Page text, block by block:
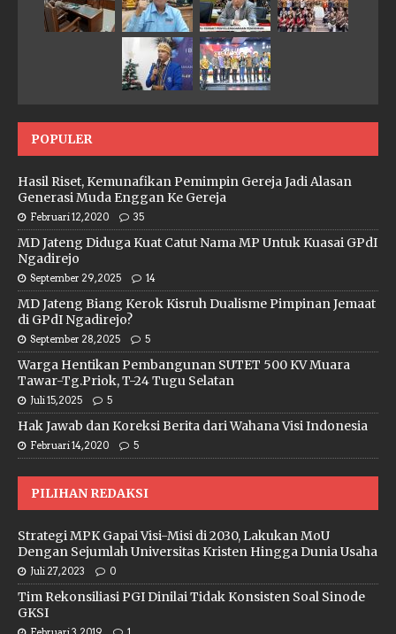
POPULER
Hasil Riset, Kemunafikan Pemimpin Gereja Jadi Alasan
Generasi Muda Enggan Ke Gereja
Februari 12, 2020 35
MD Jateng Diduga Kuat Catut Nama MP Untuk Kuasai GPdI
Ngadirejo
September 29, 2025 14
MD Jateng Biang Kerok Kisruh Dualisme Pimpinan Jemaat
di GPdI Ngadirejo?
September 28, 2025 5
Warga Hentikan Pembangunan SUTET 500 KV Muara
Tawar-Tg.Priok, T-24 Tugu Selatan
Juli 15, 2025 5
Hak Jawab dan Koreksi Berita dari Wahana Visi Indonesia
Februari 14, 2020 5
PILIHAN REDAKSI
Strategi MPK Gapai Visi-Misi di 2030, Lakukan MoU
Dengan Sejumlah Universitas Kristen Hingga Dunia Usaha
Juli 27, 2023 0
Tim Rekonsiliasi PGI Dinilai Tidak Konsisten Soal Sinode
GKSI